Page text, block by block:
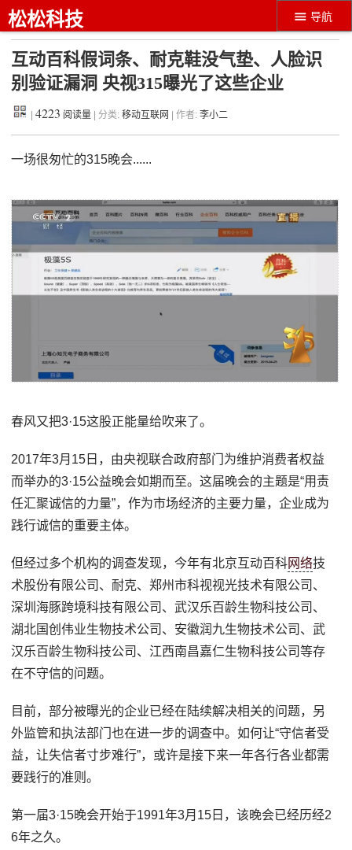
导航
松松科技
互动百科假词条、耐克鞋没气垫、人脸识
别验证漏洞 央视315曝光了这些企业
|4223 阅读量 | 分类:移动互联网 | 作者:李小二
一场很匆忙的315晚会......
春风又把3·15这股正能量给吹来了。
2017年3月15日，由央视联合政府部门为维护消费者权益
而举办的3·15公益晚会如期而至。这届晚会的主题是“用责
任汇聚诚信的力量”，作为市场经济的主要力量，企业成为
践行诚信的重要主体。
但经过多个机构的调查发现，今年有北京互动百科网络技
术股份有限公司、耐克、郑州市科视视光技术有限公司、
深圳海豚跨境科技有限公司、武汉乐百龄生物科技公司、
湖北国创伟业生物技术公司、安徽润九生物技术公司、武
汉乐百龄生物科技公司、江西南昌嘉仁生物科技公司等存
在不守信的问题。
目前，部分被曝光的企业已经在陆续解决相关的问题，另
外监管和执法部门也在进一步的调查中。如何让“守信者受
益，让失信者寸步难行”，或许是接下来一年各行各业都需
要践行的准则。
第一届3·15晚会开始于1991年3月15日，该晚会已经历经2
6年之久。